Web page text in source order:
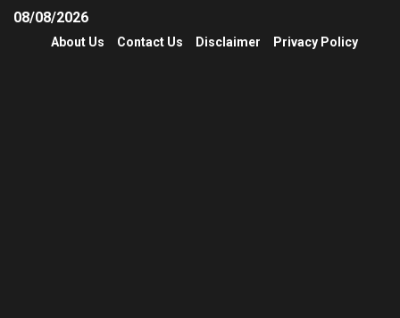
08/08/2026
About Us Contact Us Disclaimer Privacy Policy